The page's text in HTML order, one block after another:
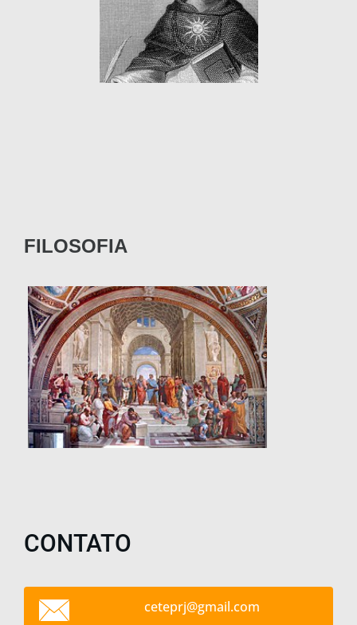
FILOSOFIA
CONTATO
ceteprj@gmail.com